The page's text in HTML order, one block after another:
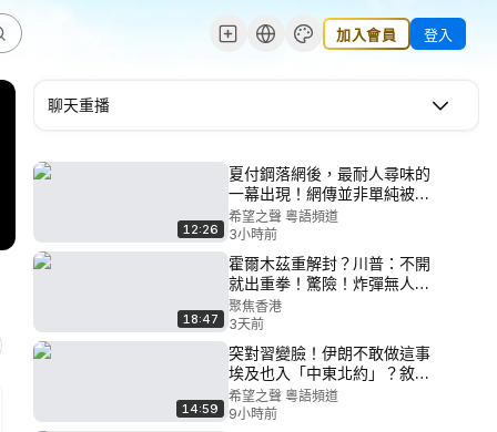
加入會員 登入
聊天重播
12:26
夏付鋼落網後，最耐人尋味的
一幕出現！網傳並非單純被舉
報，竟然用了這手段？逃亡期
間的藏身方法瘋傳！【國際風
雲】
希望之聲 粵語頻道
3小時前
18:47
霍爾木茲重解封？川普：不開
就出重拳！驚險！炸彈無人機
闖德機場【希望快訊】
聚焦香港
3天前
14:59
突對習變臉！伊朗不敢做這事
埃及也入「中東北約」？敘利
亞再斷伊後路【今日頭條】
希望之聲 粵語頻道
9小時前